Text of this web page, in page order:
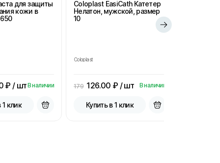
для защиты
кожи в
₽ / штВ наличии
1 клик
Coloplast EasiCath Катетер
Нелатон, мужской, размер
10
Coloplast
179 126.00 ₽ / шт В наличии
Купить в 1 клик